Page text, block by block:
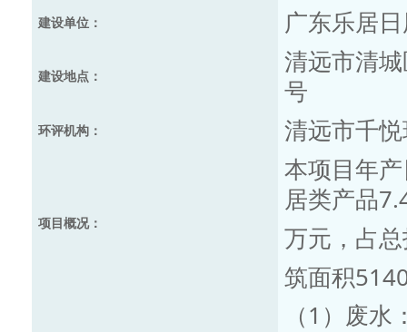
建设单位： 广东乐居
建设地点：
清远市清
号
环评机构： 清远市千
项目概况：
本项目年
居类产品
万元，占
筑面积
（1）废